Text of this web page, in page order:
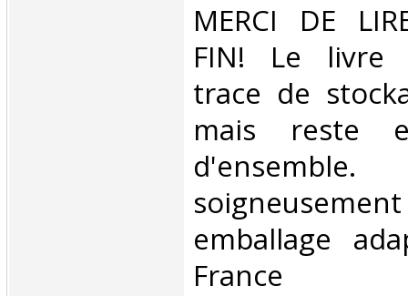
‎MERCI DE
FIN! Le livre
trace de
mais reste
emballage
France‎